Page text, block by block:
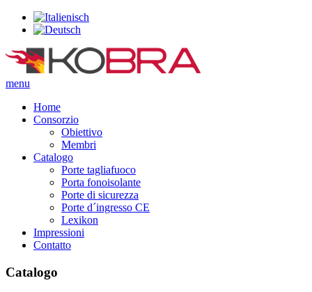
menu
Home
Consorzio
Obiettivo
Membri
Catalogo
Porte tagliafuoco
Porta fonoisolante
Porte di sicurezza
Porte d´ingresso CE
Lexikon
Impressioni
Contatto
Catalogo